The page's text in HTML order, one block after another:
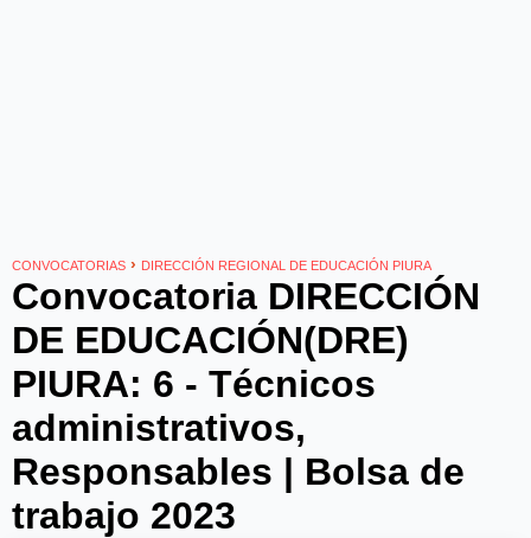
CONVOCATORIAS › DIRECCIÓN REGIONAL DE EDUCACIÓN PIURA
Convocatoria DIRECCIÓN
DE EDUCACIÓN(DRE)
PIURA: 6 - Técnicos
administrativos,
Responsables | Bolsa de
trabajo 2023